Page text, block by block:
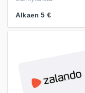
Alkaen 5 €